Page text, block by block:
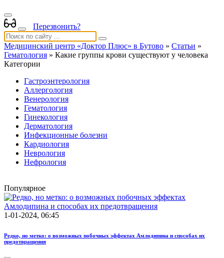
Перезвонить?
Медицинский центр «Доктор Плюс» в Бутово » Статьи »
Гематология » Какие группы крови существуют у человека
Категории
Гастроэнтерология
Аллергология
Венерология
Гематология
Гинекология
Дерматология
Инфекционные болезни
Кардиология
Неврология
Нефрология
Популярное
1-01-2024, 06:45
Редко, но метко: о возможных побочных эффектах Амлодипина и способах их
предотвращения